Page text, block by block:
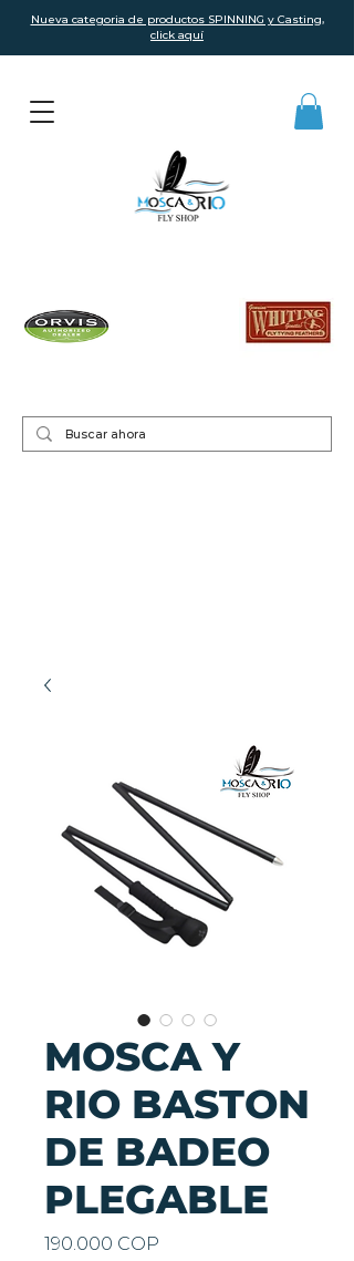
Nueva categoria de productos SPINNING y Casting,
click aquí
MOSCA Y
RIO BASTON
DE BADEO
PLEGABLE
190.000 COP